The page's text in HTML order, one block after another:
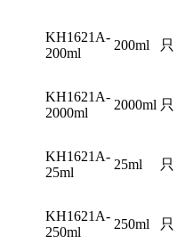
KH1621A-
200ml
200ml 只
KH1621A-
2000ml
2000ml 只
KH1621A-
25ml
25ml 只
KH1621A-
250ml
250ml 只